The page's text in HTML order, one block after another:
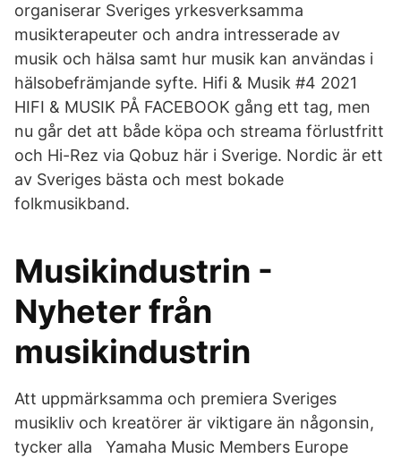
organiserar Sveriges yrkesverksamma
musikterapeuter och andra intresserade av
musik och hälsa samt hur musik kan användas i
hälsobefrämjande syfte. Hifi & Musik #4 2021
HIFI & MUSIK PÅ FACEBOOK gång ett tag, men
nu går det att både köpa och streama förlustfritt
och Hi-Rez via Qobuz här i Sverige. Nordic är ett
av Sveriges bästa och mest bokade
folkmusikband.
Musikindustrin -
Nyheter från
musikindustrin
Att uppmärksamma och premiera Sveriges
musikliv och kreatörer är viktigare än någonsin,
tycker alla Yamaha Music Members Europe